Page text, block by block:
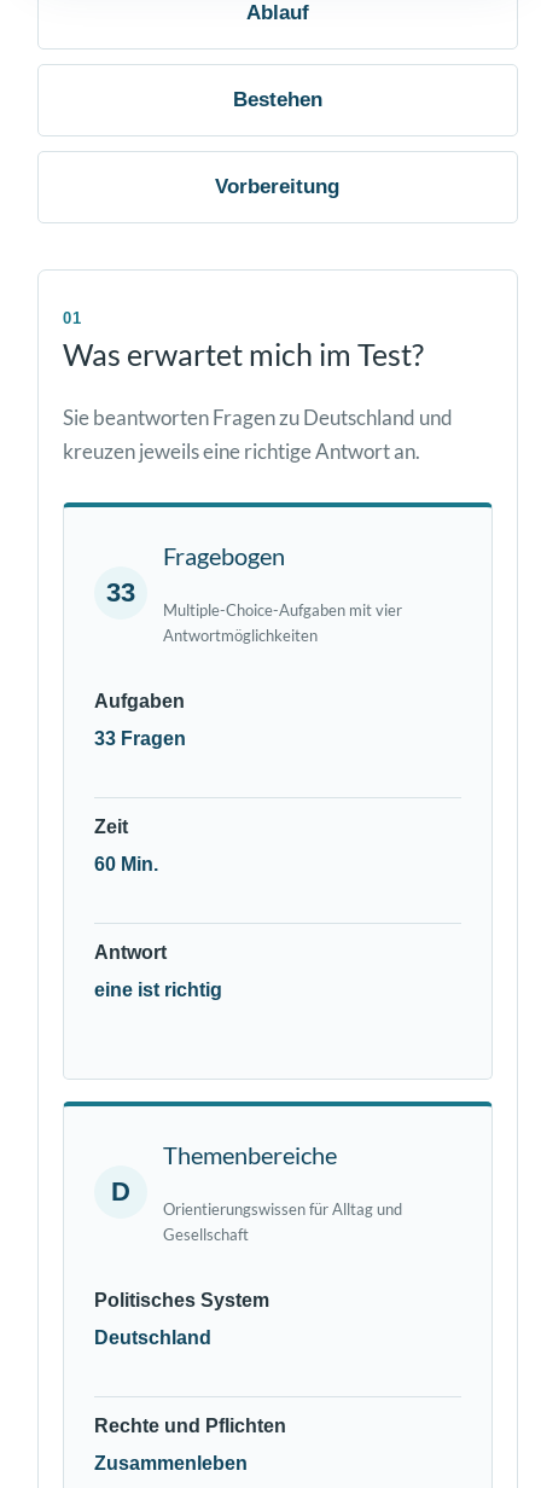
Ablauf
Bestehen
Vorbereitung
01
Was erwartet mich im Test?
Sie beantworten Fragen zu Deutschland und
kreuzen jeweils eine richtige Antwort an.
33
Fragebogen
Multiple-Choice-Aufgaben mit vier
Antwortmöglichkeiten
Aufgaben
33 Fragen
Zeit
60 Min.
Antwort
eine ist richtig
D
Themenbereiche
Orientierungswissen für Alltag und
Gesellschaft
Politisches System
Deutschland
Rechte und Pflichten
Zusammenleben